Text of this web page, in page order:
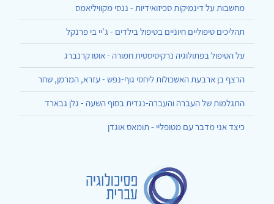
מחשבות על דינמיקות סכיזואידיות - ננסי מקוויליאמס
תהליכים טיפוליים חיוניים בטיפול בילדים - ג'יי בי פרנקל
על הטיפול בפתולוגיה נרקיסיסטית חמורה - אוטו קרנברג
הרצף בן ארבעת האשכולות ליחסי גוף-נפש - עזרא, המרמן, שחר
התגלמות של העברה והעברה-נגדית בסוף השעה - גלן גבארד
כיצד אני מדבר עם מטופליי - תומאס אוגדן